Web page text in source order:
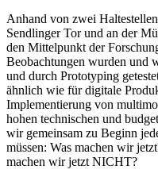
Anhand von zwei
Sendlinger Tor und an der
den Mittelpunkt der
Beobachtungen wurden und
und durch Prototyping
ähnlich wie für digitale
Implementierung von
hohen technischen und
wir gemeinsam zu Beginn
müssen: Was machen wir
machen wir jetzt NICHT?